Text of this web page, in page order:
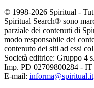
© 1998-2026 Spiritual -
Spiritual Search® sono
parziale dei contenuti di
modo responsabile dei
contenuto dei siti ad essi
Società editrice: Gruppo 4
Imp. PD 02709800284 -
E-mail: informa@spiritual.it